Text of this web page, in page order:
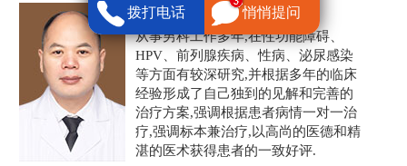
张营富
男科主任
从事男科工作多年,在性功能障碍、
HPV、前列腺疾病、性病、泌尿感染
等方面有较深研究,并根据多年的临床
经验形成了自己独到的见解和完善的
治疗方案,强调根据患者病情一对一治
疗,强调标本兼治疗,以高尚的医德和精
湛的医术获得患者的一致好评.
拨打电话 悄悄提问